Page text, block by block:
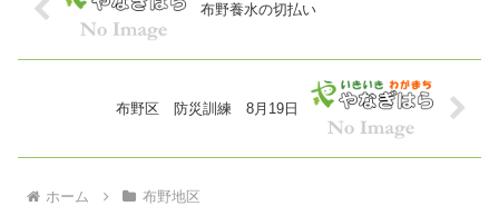
布野養水の切払い
布野区 防災訓練 8月19日
ホーム 布野地区